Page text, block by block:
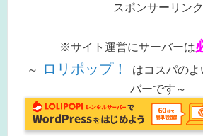
スポンサーリンク
※サイト運営にサーバーは
～
ロリポップ！
はコスパの
バーです～